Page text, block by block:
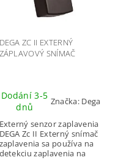
DEGA ZC II EXTERNÝ
ZÁPLAVOVÝ SNÍMAČ
Dodání 3-5
dnů
Značka: Dega
Externý senzor zaplavenia
DEGA Zc II Externý snímač
zaplavenia sa používa na
detekciu zaplavenia na